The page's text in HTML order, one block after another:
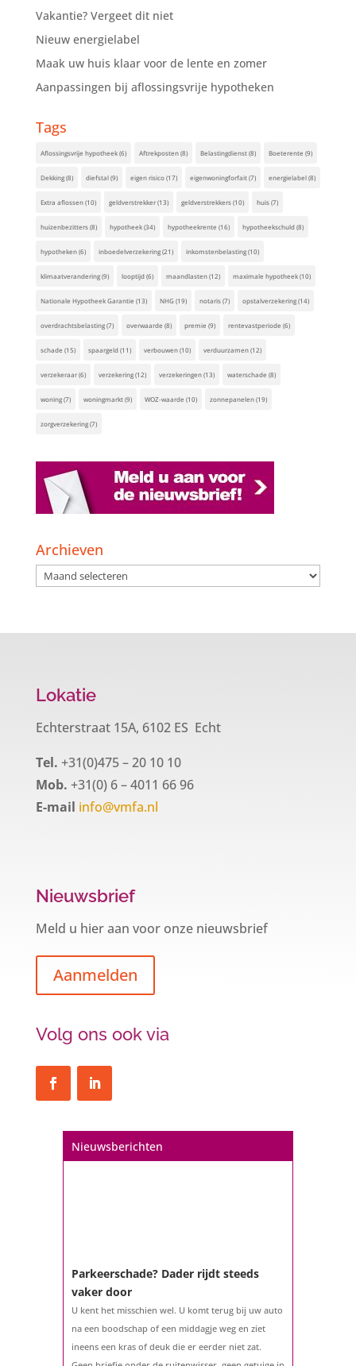
Vakantie? Vergeet dit niet
Nieuw energielabel
Maak uw huis klaar voor de lente en zomer
Aanpassingen bij aflossingsvrije hypotheken
Tags
Aflossingsvrije hypotheek(6) Aftrekposten(8) Belastingdienst(8) Boeterente (9)
Dekking(8) diefstal(9) eigen risico(17) eigenwoningforfait(7) energielabel(8)
Extra aflossen(10) geldverstrekker(13) geldverstrekkers(10) huis(7)
huizenbezitters(8) hypotheek(34) hypotheekrente (16) hypotheekschuld(8)
hypotheken(6) inboedelverzekering(21) inkomstenbelasting(10)
klimaatverandering(9) looptijd(6) maandlasten(12) maximale hypotheek(10)
Nationale Hypotheek Garantie (13) NHG(19) notaris(7) opstalverzekering(14)
overdrachtsbelasting(7) overwaarde (8) premie (9) rentevastperiode (6)
schade (15) spaargeld(11) verbouwen(10) verduurzamen(12)
verzekeraar(6) verzekering(12) verzekeringen(13) waterschade (8)
woning(7) woningmarkt(9) WOZ-waarde (10) zonnepanelen(19)
zorgverzekering(7)
Archieven
Archieven
Lokatie
Echterstraat 15A, 6102 ES Echt
Tel. +31(0)475 – 20 10 10
Mob. +31(0) 6 – 4011 66 96
E-mail info@vmfa.nl
Nieuwsbrief
Meld u hier aan voor onze nieuwsbrief
Aanmelden
Volg ons ook via
Nieuwsberichten
Een hypotheek na uw 57e? Er zijn
De woningmarkt is nog steeds in beweging.
het eigenlijk met een hypotheek als u 57 jaar of
ouder bent?...
Parkeerschade? Dader rijdt steeds
vaker door
U kent het misschien wel. U komt terug bij uw auto
na een boodschap of een middagje weg en ziet
ineens een kras of deuk die er eerder niet zat.